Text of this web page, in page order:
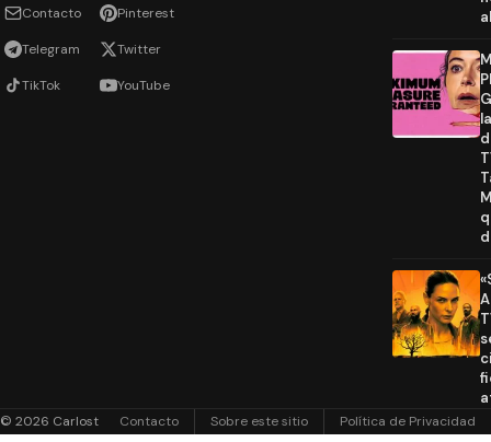
Contacto Pinterest
Telegram Twitter
TikTok YouTube
© 2026 Carlost Contacto Sobre este sitio Política de Privacidad